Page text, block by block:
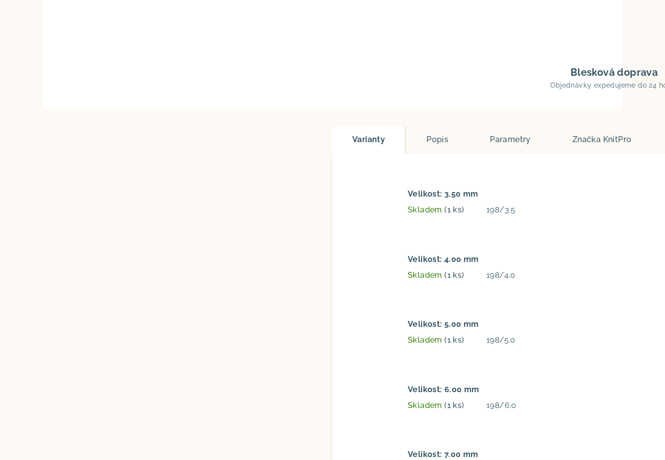
Blesková doprava
Objednávky expedujeme do 24
Varianty Popis Parametry Značka KnitPro
Velikost: 3.50 mm
Skladem(1 ks) 198/3.5
Velikost: 4.00 mm
Skladem(1 ks) 198/4.0
Velikost: 5.00 mm
Skladem(1 ks) 198/5.0
Velikost: 6.00 mm
Skladem(1 ks) 198/6.0
Velikost: 7.00 mm